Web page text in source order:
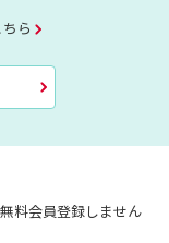
ら
料会員登録しません